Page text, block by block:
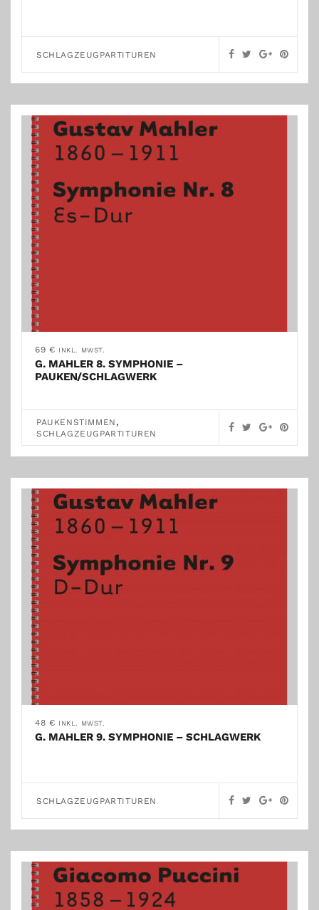
SCHLAGZEUGPARTITUREN
69 € INKL. MWST.
G. MAHLER 8. SYMPHONIE –
PAUKEN/SCHLAGWERK
PAUKENSTIMMEN ,
SCHLAGZEUGPARTITUREN
48 € INKL. MWST.
G. MAHLER 9. SYMPHONIE – SCHLAGWERK
SCHLAGZEUGPARTITUREN